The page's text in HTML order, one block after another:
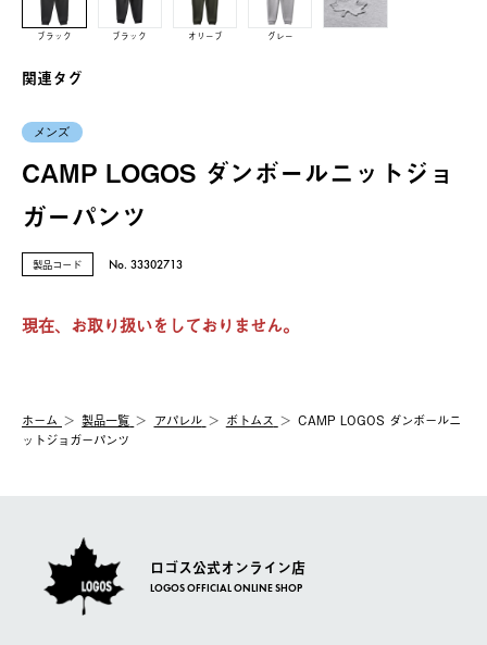
ブラック ブラック オリーブ グレー
関連タグ
メンズ
CAMP LOGOS ダンボールニットジョ
ガーパンツ
製品コード No. 33302713
現在、お取り扱いをしておりません。
ホーム 製品⼀覧 アパレル ボトムス
CAMP LOGOS ダンボールニ
ットジョガーパンツ
ロゴス公式オンライン店
LOGOS OFFICIAL ONLINE SHOP